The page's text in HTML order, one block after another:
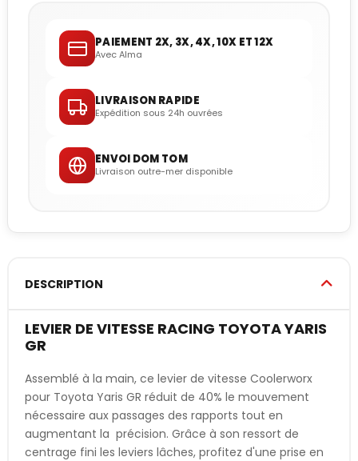
PAIEMENT 2X, 3X, 4X, 10X ET 12X
Avec Alma
LIVRAISON RAPIDE
Expédition sous 24h ouvrées
ENVOI DOM TOM
Livraison outre-mer disponible
DESCRIPTION
LEVIER DE VITESSE RACING TOYOTA YARIS
GR
Assemblé à la main, ce levier de vitesse Coolerworx
pour Toyota Yaris GR réduit de 40% le mouvement
nécessaire aux passages des rapports tout en
augmentant la précision. Grâce à son ressort de
centrage fini les leviers lâches, profitez d'une prise en